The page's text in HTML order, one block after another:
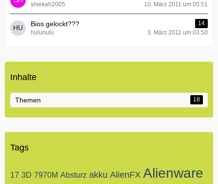
shiekah2005
10. März 2011 um 05:51
Bios gelockt???
14
hulunulu
3. März 2011 um 03:50
Inhalte
Themen 18
Tags
17 3D 7970M Absturz akku AlienFX Alienware